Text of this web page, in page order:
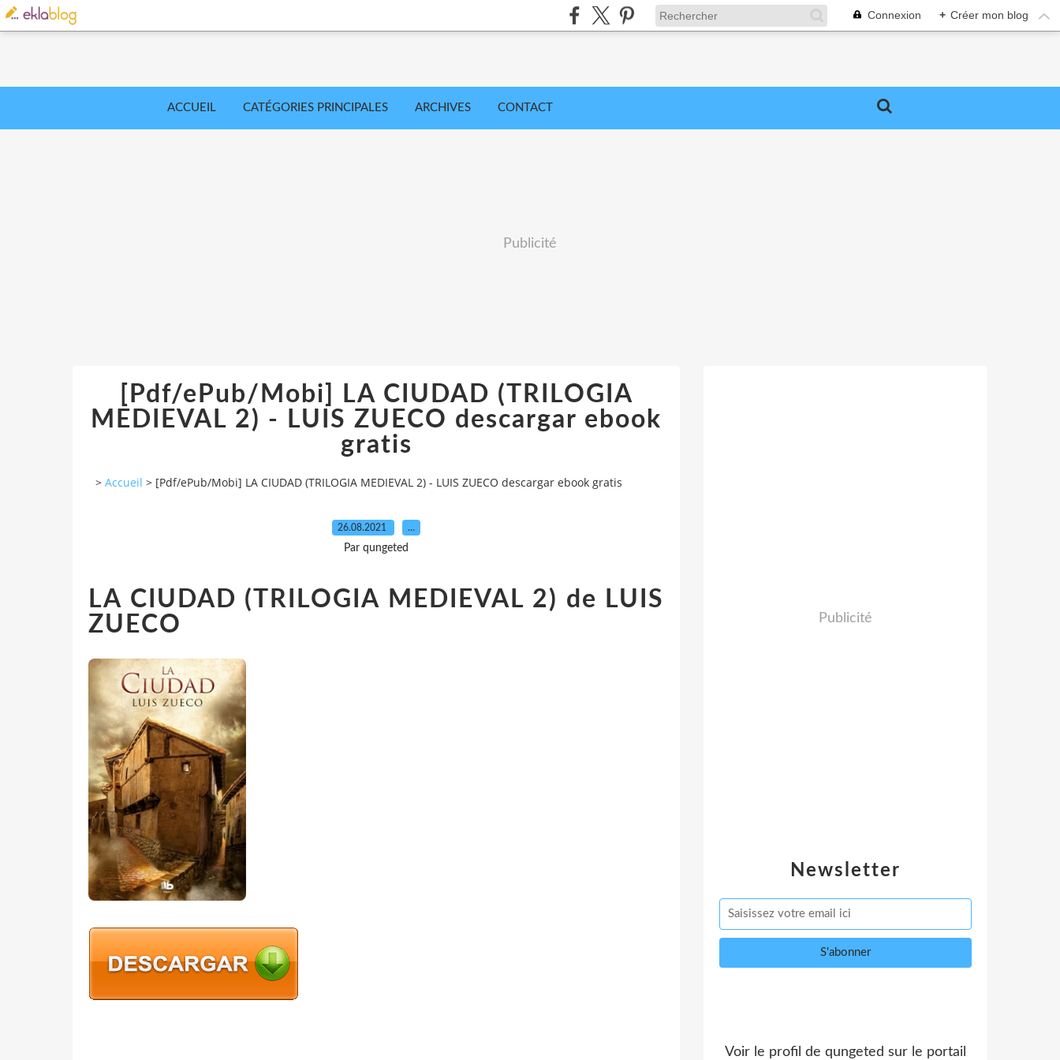
Connexion + Créer mon blog
ACCUEIL CATÉGORIES PRINCIPALES ARCHIVES CONTACT
Publicité
[Pdf/ePub/Mobi] LA CIUDAD (TRILOGIA
MEDIEVAL 2) - LUIS ZUECO descargar ebook
gratis
> Accueil > [Pdf/ePub/Mobi] LA CIUDAD (TRILOGIA MEDIEVAL 2) - LUIS ZUECO descargar ebook gratis
26.08.2021 …
Par qungeted
LA CIUDAD (TRILOGIA MEDIEVAL 2) de LUIS
ZUECO
Newsletter
Publicité
Voir le profil de qungeted sur le portail